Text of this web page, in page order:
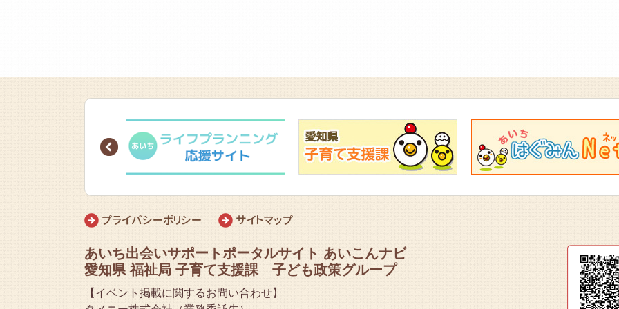
Prev
プライバシーポリシー サイトマップ
あいち出会いサポートポータルサイト あいこんナビ
愛知県 福祉局 子育て支援課 子ども政策グループ
【イベント掲載に関するお問い合わせ】